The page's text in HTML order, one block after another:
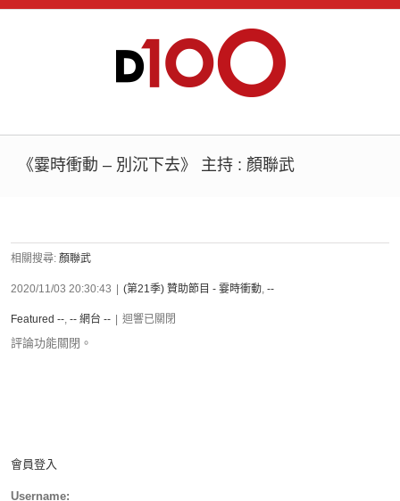
《霎時衝動 – 別沉下去》 主持 : 顏聯武
相關搜尋: 顏聯武
2020/11/03 20:30:43 (第21季) 贊助節目 - 霎時衝動, --
Featured --, -- 網台 -- 迴響已關閉
評論功能關閉。
會員登入
Username: